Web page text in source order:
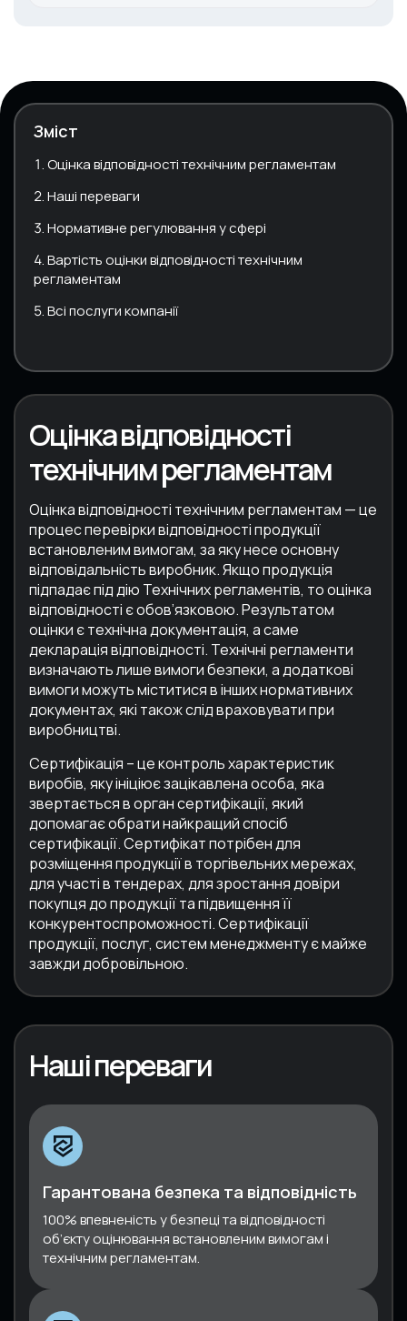
Зміст
Оцінка відповідності технічним регламентам
Наші переваги
Нормативне регулювання у сфері
Вартість оцінки відповідності технічним
регламентам
Всі послуги компанії
Оцінка відповідності
технічним регламентам
Оцінка відповідності технічним регламентам — це
процес перевірки відповідності продукції
встановленим вимогам, за яку несе основну
відповідальність виробник. Якщо продукція
підпадає під дію Технічних регламентів, то оцінка
відповідності є обов’язковою. Результатом
оцінки є технічна документація, а саме
декларація відповідності. Технічні регламенти
визначають лише вимоги безпеки, а додаткові
вимоги можуть міститися в інших нормативних
документах, які також слід враховувати при
виробництві.
Сертифікація – це контроль характеристик
виробів, яку ініціює зацікавлена особа, яка
звертається в орган сертифікації, який
допомагає обрати найкращий спосіб
сертифікації. Сертифікат потрібен для
розміщення продукції в торгівельних мережах,
для участі в тендерах, для зростання довіри
покупця до продукції та підвищення її
конкурентоспроможності. Сертифікації
продукції, послуг, систем менеджменту є майже
завжди добровільною.
Наші переваги
Гарантована безпека та відповідність
100% впевненість у безпеці та відповідності
об’єкту оцінювання встановленим вимогам і
технічним регламентам.